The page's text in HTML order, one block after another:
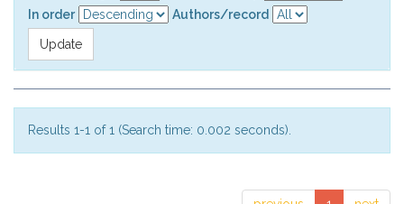
In order
Authors/record
Results 1-1 of 1 (Search time: 0.002 seconds).